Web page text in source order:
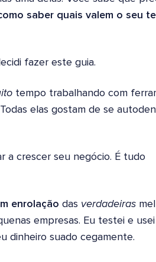
saber quais valem o seu
fazer este guia.
tempo trabalhando com
elas gostam de se
a crescer seu negócio. É tudo
enrolação das verdadeiras
empresas. Eu testei e
dinheiro suado cegamente.